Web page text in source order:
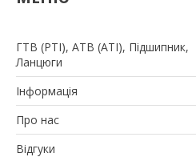
ГТВ (РТI), АТВ (АТI), Пiдшипник,
Ланцюги
Iнформація
Про нас
Вiдгуки